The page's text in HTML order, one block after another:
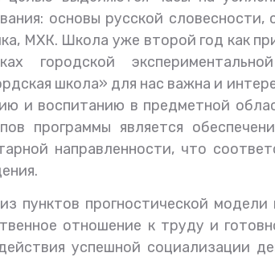
основы русской
МХК. Школа уже второй год как
городской
школа» для нас важна и
и воспитанию в предметной
программы является
направленности, что
пунктов прогностической
отношение к труду и
успешной социализации